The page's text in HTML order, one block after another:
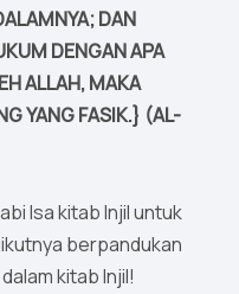
DAN
DENGAN APA
ALLAH, MAKA
YANG FASIK.} (AL-
Isa kitab Injil untuk
berpandukan
kitab Injil!